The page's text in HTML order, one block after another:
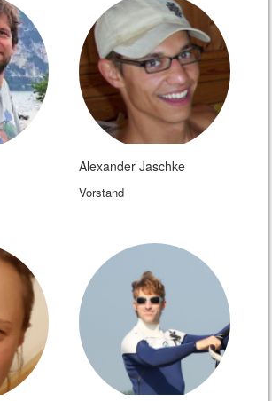
Alexander Jaschke
Vorstand